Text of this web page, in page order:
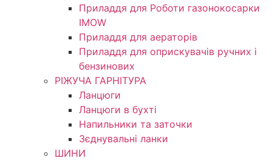
Приладдя для Роботи газонокосарки
IMOW
Приладдя для аераторів
Приладдя для оприскувачів ручних і
бензинових
РІЖУЧА ГАРНІТУРА
Ланцюги
Ланцюги в бухті
Напильники та заточки
Зєднувальні ланки
ШИНИ